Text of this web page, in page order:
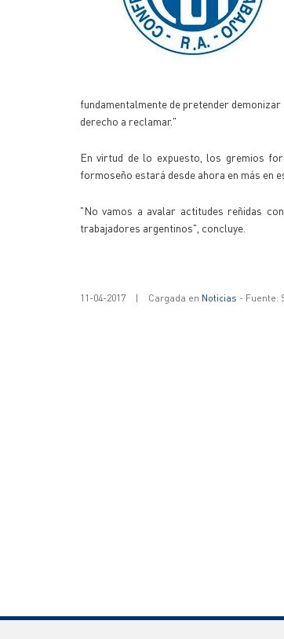
fundamentalmente de pretender
derecho a reclamar."
En virtud de lo expuesto, los gremios
formoseño estará desde ahora en más en
"No vamos a avalar actitudes reñidas
trabajadores argentinos", concluye.
11-04-2017 | Cargada en Noticias - Fuente: